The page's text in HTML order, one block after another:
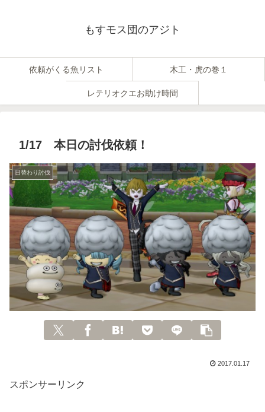
もすモス団のアジト
依頼がくる魚リスト 木工・虎の巻１
レテリオクエお助け時間
1/17 本日の討伐依頼！
日替わり討伐
2017.01.17
スポンサーリンク